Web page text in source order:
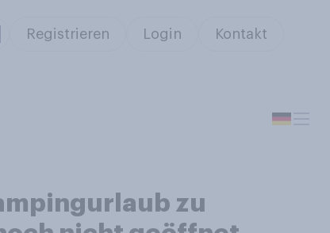
Registrieren Login Kontakt
zu